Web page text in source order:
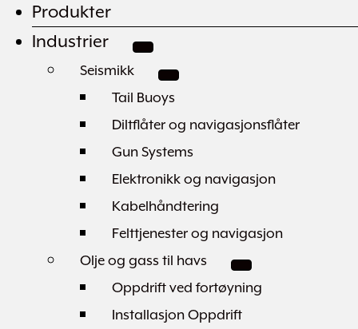
Produkter
Industrier
Seismikk
Tail Buoys
Diltflåter og navigasjonsflåter
Gun Systems
Elektronikk og navigasjon
Kabelhåndtering
Felttjenester og navigasjon
Olje og gass til havs
Oppdrift ved fortøyning
Installasjon Oppdrift